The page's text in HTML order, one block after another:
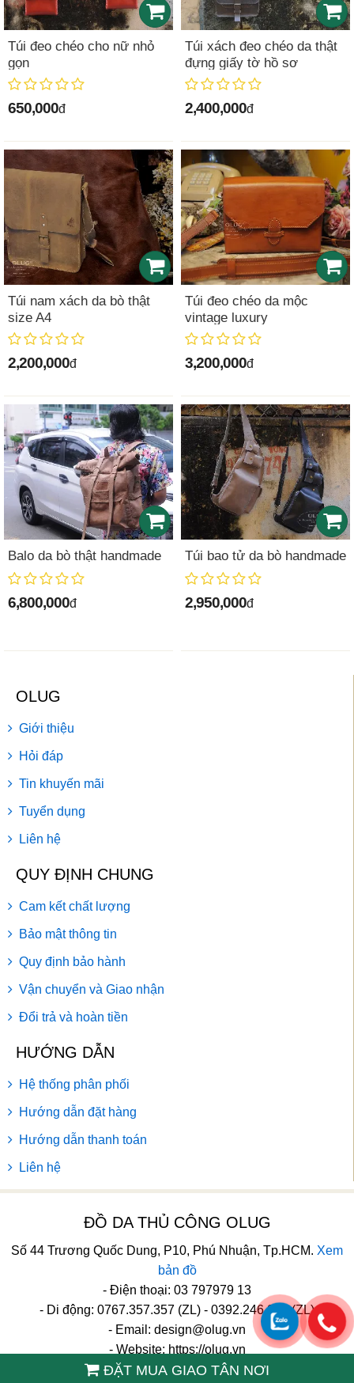
ĐẶT MUA GIAO TÂN NƠI
Túi đeo chéo cho nữ nhỏ
gọn
650,000đ
Túi xách đeo chéo da thật
đựng giấy tờ hồ sơ
2,400,000đ
Túi nam xách da bò thật
size A4
2,200,000đ
Túi đeo chéo da mộc
vintage luxury
3,200,000đ
Balo da bò thật handmade
6,800,000đ
Túi bao tử da bò handmade
2,950,000đ
OLUG
Giới thiệu
Hỏi đáp
Tin khuyến mãi
Tuyển dụng
Liên hệ
QUY ĐỊNH CHUNG
Cam kết chất lượng
Bảo mật thông tin
Quy định bảo hành
Vận chuyển và Giao nhận
Đổi trả và hoàn tiền
HƯỚNG DẪN
Hệ thống phân phối
Hướng dẫn đặt hàng
Hướng dẫn thanh toán
Liên hệ
ĐỒ DA THỦ CÔNG OLUG
Số 44 Trương Quốc Dung, P10, Phú Nhuận, Tp.HCM. Xem
bản đồ
- Điện thoại: 03 797979 13
- Di động: 0767.357.357 (ZL) - 0392.246.246 (ZL)
- Email: design@olug.vn
- Website: https://olug.vn